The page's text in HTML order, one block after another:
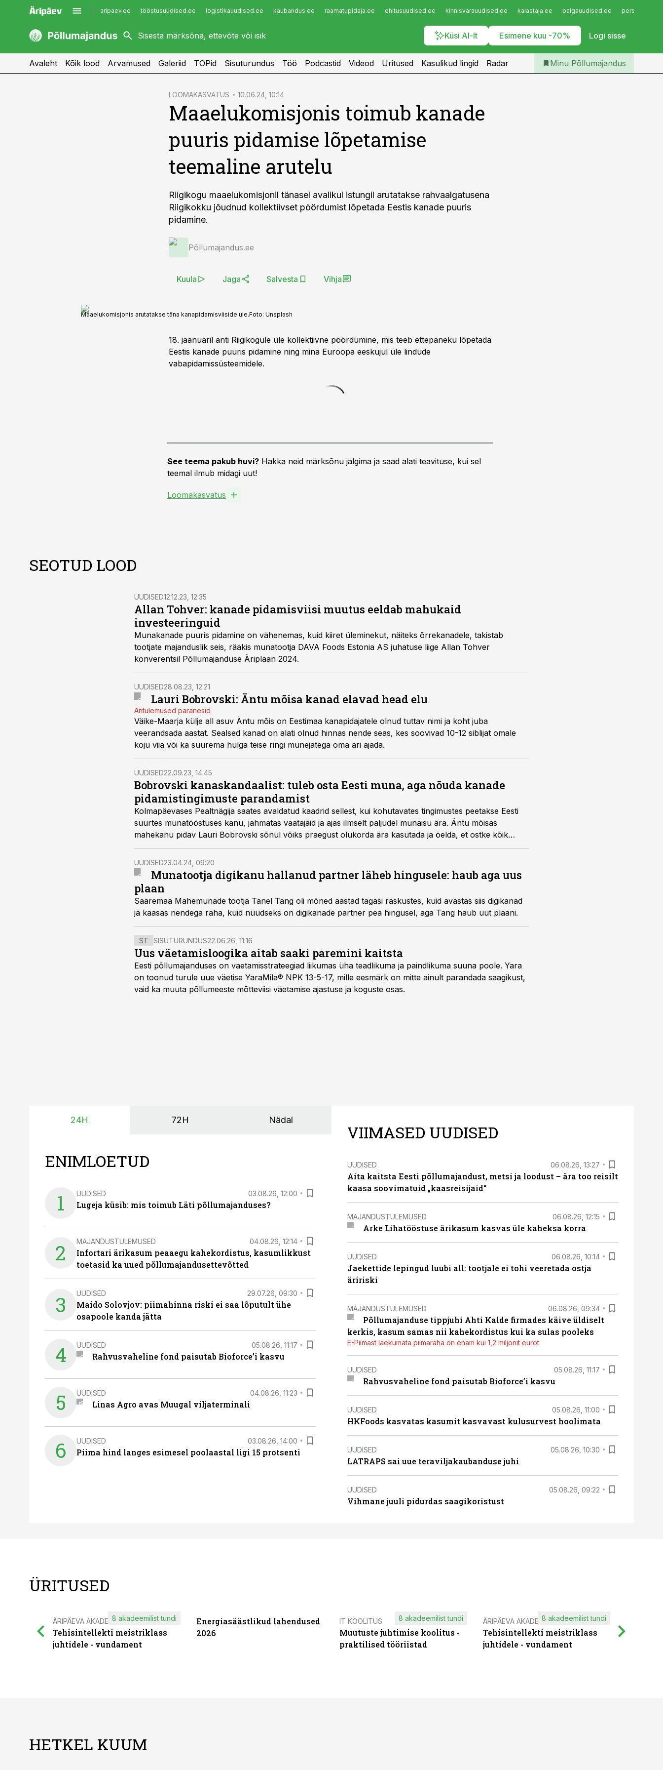
aripaev.ee tööstusuudised.ee logistikauudised.ee kaubandus.ee raamatupidaja.ee ehitusuudised.ee kinnisvarauudised.ee kalastaja.ee palgauudised.ee
Küsi AI-lt Esimene kuu -70% Logi sisse
kaubandus.ee
kinnisvarauudised.ee
imelineajalugu.ee
Infopank
Iseteenindus
Telli Põllumajandus
Avaleht Kõik lood Arvamused Galeriid TOPid Sisuturundus Töö Podcastid Videod Üritused Kasulikud lingid Radar Minu Põllumajandus
LOOMAKASVATUS 10.06.24, 10:14
Maaelukomisjonis toimub kanade
puuris pidamise lõpetamise
teemaline arutelu
Riigikogu maaelukomisjonil tänasel avalikul istungil arutatakse rahvaalgatusena
Riigikokku jõudnud kollektiivset pöördumist lõpetada Eestis kanade puuris
pidamine.
Põllumajandus.ee
Kuula Jaga Salvesta Vihja
Maaelukomisjonis arutatakse täna kanapidamisviiside üle.Foto: Unsplash
18. jaanuaril anti Riigikogule üle kollektiivne pöördumine, mis teeb ettepaneku lõpetada
Eestis kanade puuris pidamine ning mina Euroopa eeskujul üle lindude
vabapidamissüsteemidele.
See teema pakub huvi? Hakka neid märksõnu jälgima ja saad alati teavituse, kui sel
teemal ilmub midagi uut!
Loomakasvatus
SEOTUD LOOD
UUDISED12.12.23, 12:35
Allan Tohver: kanade pidamisviisi muutus eeldab mahukaid
investeeringuid
Munakanade puuris pidamine on vähenemas, kuid kiiret üleminekut, näiteks õrrekanadele, takistab
tootjate majanduslik seis, rääkis munatootja DAVA Foods Estonia AS juhatuse liige Allan Tohver
konverentsil Põllumajanduse Äriplaan 2024.
UUDISED28.08.23, 12:21
Lauri Bobrovski: Äntu mõisa kanad elavad head elu
Äritulemused paranesid
Väike-Maarja külje all asuv Äntu mõis on Eestimaa kanapidajatele olnud tuttav nimi ja koht juba
veerandsada aastat. Sealsed kanad on alati olnud hinnas nende seas, kes soovivad 10-12 siblijat omale
koju viia või ka suurema hulga teise ringi munejatega oma äri ajada.
UUDISED22.09.23, 14:45
Bobrovski kanaskandaalist: tuleb osta Eesti muna, aga nõuda kanade
pidamistingimuste parandamist
Kolmapäevases Pealtnägija saates avaldatud kaadrid sellest, kui kohutavates tingimustes peetakse Eesti
suurtes munatööstuses kanu, jahmatas vaatajaid ja ajas ilmselt paljudel munaisu ära. Äntu mõisas
mahekanu pidav Lauri Bobrovski sõnul võiks praegust olukorda ära kasutada ja öelda, et ostke kõik
mahemune, aga vajalik on vaadata laiemat pilti.
UUDISED23.04.24, 09:20
Munatootja digikanu hallanud partner läheb hingusele: haub aga uus
plaan
Saaremaa Mahemunade tootja Tanel Tang oli mõned aastad tagasi raskustes, kuid avastas siis digikanad
ja kaasas nendega raha, kuid nüüdseks on digikanade partner pea hingusel, aga Tang haub uut plaani.
ST SISUTURUNDUS22.06.26, 11:16
Uus väetamisloogika aitab saaki paremini kaitsta
Eesti põllumajanduses on väetamisstrateegiad liikumas üha teadlikuma ja paindlikuma suuna poole. Yara
on toonud turule uue väetise YaraMila® NPK 13-5-17, mille eesmärk on mitte ainult parandada saagikust,
vaid ka muuta põllumeeste mõtteviisi väetamise ajastuse ja koguste osas.
24H 72H Nädal
ENIMLOETUD
1 UUDISED 03.08.26, 12:00
Lugeja küsib: mis toimub Läti põllumajanduses?
2 MAJANDUSTULEMUSED 04.08.26, 12:14
Infortari ärikasum peaaegu kahekordistus, kasumlikkust
toetasid ka uued põllumajandusettevõtted
3 UUDISED 29.07.26, 09:30
Maido Solovjov: piimahinna riski ei saa lõputult ühe
osapoole kanda jätta
4 UUDISED 05.08.26, 11:17
Rahvusvaheline fond paisutab Bioforce’i kasvu
5 UUDISED 04.08.26, 11:23
Linas Agro avas Muugal viljaterminali
6 UUDISED 03.08.26, 14:00
Piima hind langes esimesel poolaastal ligi 15 protsenti
VIIMASED UUDISED
UUDISED 06.08.26, 13:27
Aita kaitsta Eesti põllumajandust, metsi ja loodust – ära too reisilt
kaasa soovimatuid „kaasreisijaid“
MAJANDUSTULEMUSED 06.08.26, 12:15
Arke Lihatööstuse ärikasum kasvas üle kaheksa korra
UUDISED 06.08.26, 10:14
Jaekettide lepingud luubi all: tootjale ei tohi veeretada ostja
äririski
MAJANDUSTULEMUSED 06.08.26, 09:34
Põllumajanduse tippjuhi Ahti Kalde firmades käive üldiselt
kerkis, kasum samas nii kahekordistus kui ka sulas pooleks
E-Piimast laekumata piimaraha on enam kui 1,2 miljonit eurot
UUDISED 05.08.26, 11:17
Rahvusvaheline fond paisutab Bioforce’i kasvu
UUDISED 05.08.26, 11:00
HKFoods kasvatas kasumit kasvavast kulusurvest hoolimata
UUDISED 05.08.26, 10:30
LATRAPS sai uue teraviljakaubanduse juhi
UUDISED 05.08.26, 09:22
Vihmane juuli pidurdas saagikoristust
ÜRITUSED
ÄRIPÄEVA AKADEEMIA
Tehisintellekti meistriklass
juhtidele - vundament
8 akadeemilist tundi
Energiasäästlikud lahendused
2026
IT KOOLITUS
Muutuste juhtimise koolitus -
praktilised tööriistad
8 akadeemilist tundi ÄRIPÄEVA AKADEEMIA
Tehisintellekti meistriklass
juhtidele - vundament
8 akadeemilist tundi
HETKEL KUUM